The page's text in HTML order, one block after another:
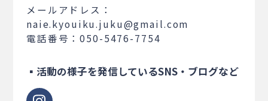
メールアドレス：
naie.kyouiku.juku@gmail.com
電話番号：050-5476-7754
▪活動の様子を発信しているSNS・ブログなど